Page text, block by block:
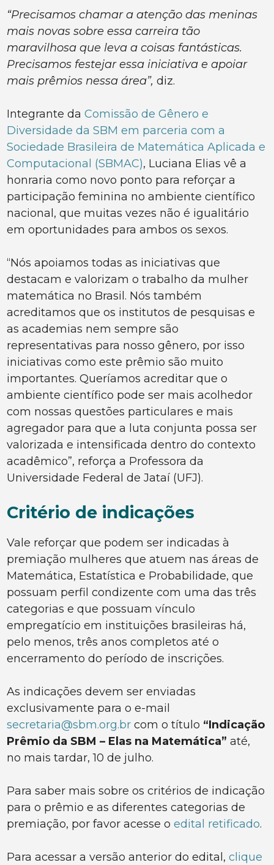
“Precisamos chamar a atenção das meninas
mais novas sobre essa carreira tão
maravilhosa que leva a coisas fantásticas.
Precisamos festejar essa iniciativa e apoiar
mais prêmios nessa área”, diz.
Integrante daComissão de Gênero e
Diversidade da SBM em parceria com a
Sociedade Brasileira de Matemática Aplicada e
Computacional (SBMAC), Luciana Elias vê a
honraria como novo ponto para reforçar a
participação feminina no ambiente científico
nacional, que muitas vezes não é igualitário
em oportunidades para ambos os sexos.
“Nós apoiamos todas as iniciativas que
destacam e valorizam o trabalho da mulher
matemática no Brasil. Nós também
acreditamos que os institutos de pesquisas e
as academias nem sempre são
representativas para nosso gênero, por isso
iniciativas como este prêmio são muito
importantes. Queríamos acreditar que o
ambiente científico pode ser mais acolhedor
com nossas questões particulares e mais
agregador para que a luta conjunta possa ser
valorizada e intensificada dentro do contexto
acadêmico”, reforça a Professora da
Universidade Federal de Jataí (UFJ).
Critério de indicações
Vale reforçar que podem ser indicadas à
premiação mulheres que atuem nas áreas de
Matemática, Estatística e Probabilidade, que
possuam perfil condizente com uma das três
categorias e que possuam vínculo
empregatício em instituições brasileiras há,
pelo menos, três anos completos até o
encerramento do período de inscrições.
As indicações devem ser enviadas
exclusivamente para o e-mail
secretaria@sbm.org.br com o título “Indicação
Prêmio da SBM – Elas na Matemática” até,
no mais tardar, 10 de julho.
Para saber mais sobre os critérios de indicação
para o prêmio e as diferentes categorias de
premiação, por favor acesse oedital retificado.
Para acessar a versão anterior do edital,clique